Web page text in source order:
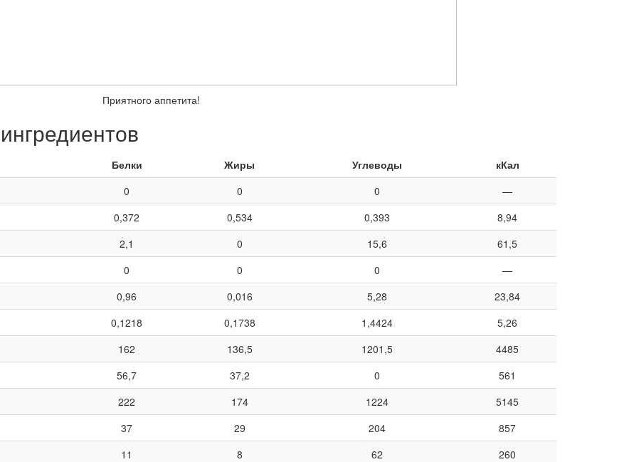
Приятного аппетита!
Белки Жиры Углеводы
кКал
0 0 0
—
0,372 0,534 0,393
8,94
2,1 0 15,6
61,5
0 0 0
—
0,96 0,016 5,28
23,84
0,1218 0,1738 1,4424
5,26
162 136,5 1201,5
4485
56,7 37,2 0
561
222 174 1224
5145
37 29 204
857
11 8 62 260